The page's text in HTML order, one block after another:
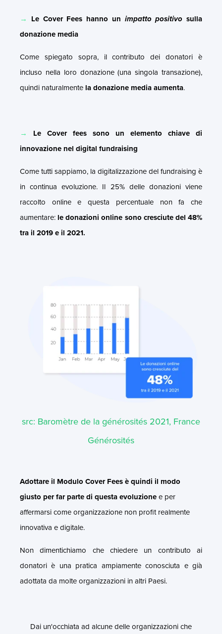
→ Le Cover Fees hanno un impatto positivo sulla
donazione media
Come spiegato sopra, il contributo dei donatori è
incluso nella loro donazione (una singola transazione),
quindi naturalmente la donazione media aumenta.
→ Le Cover fees sono un elemento chiave di
innovazione nel digital fundraising
Come tutti sappiamo, la digitalizzazione del fundraising è
in continua evoluzione. Il 25% delle donazioni viene
raccolto online e questa percentuale non fa che
aumentare: le donazioni online sono cresciute del 48%
tra il 2019 e il 2021.
src: Baromètre de la générosités 2021, France
Générosités
Adottare il Modulo Cover Fees è quindi il modo
giusto per far parte di questa evoluzionee per
affermarsi come organizzazione non profit realmente
innovativa e digitale.
Non dimentichiamo che chiedere un contributo ai
donatori è una pratica ampiamente conosciuta e già
adottata da molte organizzazioni in altri Paesi.
Dai un'occhiata ad alcune delle organizzazioni che